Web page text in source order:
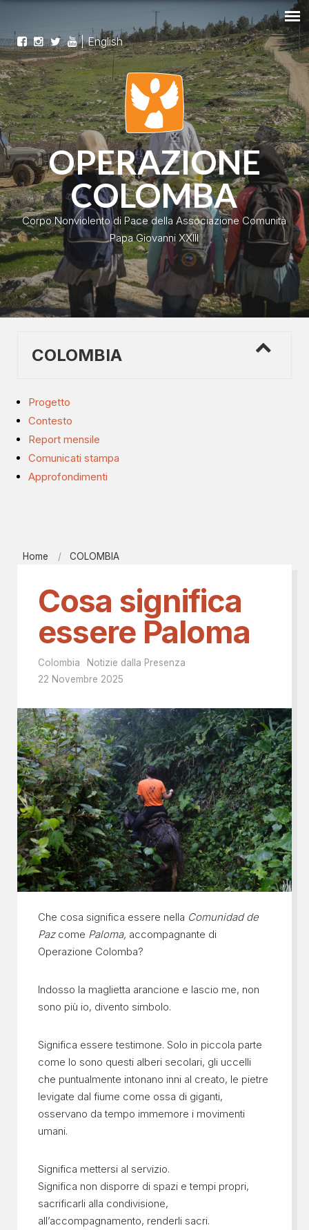
|English
OPERAZIONE
COLOMBA
Corpo Nonviolento di Pace della Associazione Comunità
Papa Giovanni XXIII
COLOMBIA
Progetto
Contesto
Report mensile
Comunicati stampa
Approfondimenti
Home COLOMBIA
Cosa significa
essere Paloma
Colombia
Notizie dalla Presenza
22 Novembre 2025
Che cosa significa essere nella Comunidad de
Pazcome Paloma, accompagnante di
Operazione Colomba?
Indosso la maglietta arancione e lascio me, non
sono più io, divento simbolo.
Significa essere testimone. Solo in piccola parte
come lo sono questi alberi secolari, gli uccelli
che puntualmente intonano inni al creato, le pietre
levigate dal fiume come ossa di giganti,
osservano da tempo immemore i movimenti
umani.
Significa mettersi al servizio.
Significa non disporre di spazi e tempi propri,
sacrificarli alla condivisione,
all’accompagnamento, renderli sacri.